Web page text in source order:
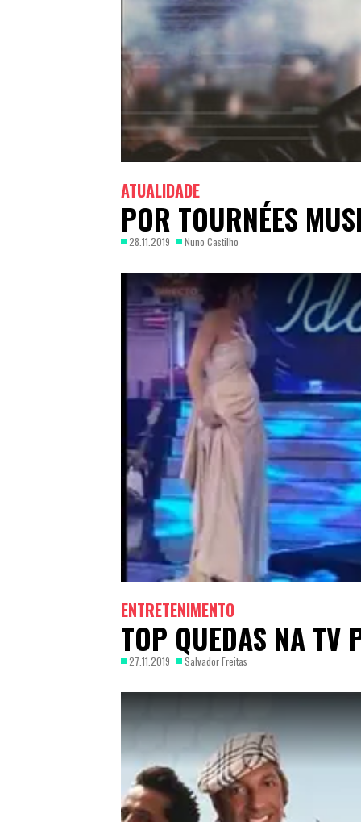
ATUALIDADE
POR TOURNÉES
28.11.2019 Nuno Castilho
ENTRETENIMENTO
TOP QUEDAS NA TV
27.11.2019 Salvador Freitas